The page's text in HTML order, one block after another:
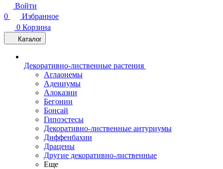
Войти
0
Избранное
0 Корзина
Каталог
Декоративно-лиственные растения
Аглаонемы
Адениумы
Алоказии
Бегонии
Бонсай
Гипоэстесы
Декоративно-лиственные антуриумы
Диффенбахии
Драцены
Другие декоративно-лиственные
Еще